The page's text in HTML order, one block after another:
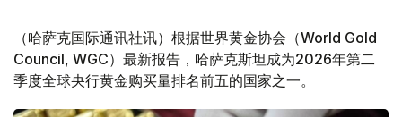
（哈萨克国际通讯社讯）根据世界黄金协会（World Gold
Council, WGC）最新报告，哈萨克斯坦成为2026年第二
季度全球央行黄金购买量排名前五的国家之一。